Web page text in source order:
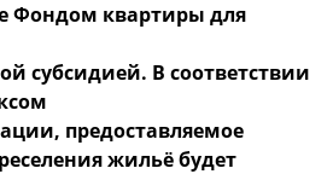
Фондом квартиры для
субсидией. В соответствии
предоставляемое
жильё будет